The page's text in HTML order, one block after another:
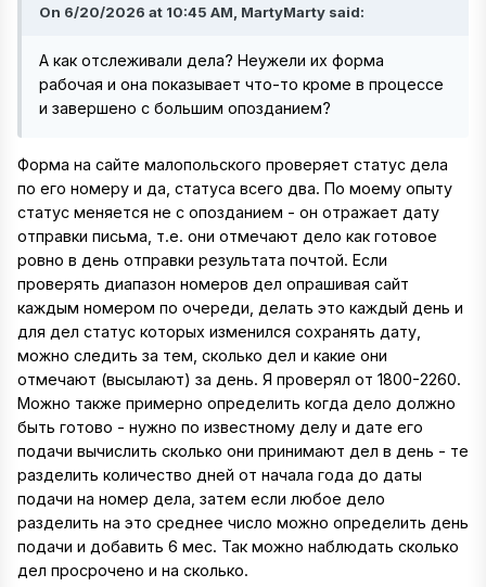
On 6/20/2026 at 10:45 AM, MartyMarty said:
А как отслеживали дела? Неужели их форма
рабочая и она показывает что-то кроме в процессе
и завершено с большим опозданием?
Форма на сайте малопольского проверяет статус дела
по его номеру и да, статуса всего два. По моему опыту
статус меняется не с опозданием - он отражает дату
отправки письма, т.е. они отмечают дело как готовое
ровно в день отправки результата почтой. Если
проверять диапазон номеров дел опрашивая сайт
каждым номером по очереди, делать это каждый день и
для дел статус которых изменился сохранять дату,
можно следить за тем, сколько дел и какие они
отмечают (высылают) за день. Я проверял от 1800-2260.
Можно также примерно определить когда дело должно
быть готово - нужно по известному делу и дате его
подачи вычислить сколько они принимают дел в день - те
разделить количество дней от начала года до даты
подачи на номер дела, затем если любое дело
разделить на это среднее число можно определить день
подачи и добавить 6 мес. Так можно наблюдать сколько
дел просрочено и на сколько.